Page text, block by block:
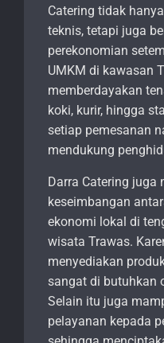
Catering tidak
teknis, tetapi juga
perekonomian
UMKM di kawasan
memberdayakan
koki, kurir, hingga
setiap pemesanan
mendukung
Darra Catering juga
keseimbangan
ekonomi lokal di
wisata Trawas.
menyediakan
sangat di butuhkan
Selain itu juga
pelayanan kepada